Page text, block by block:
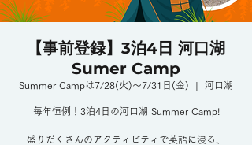
【事前登録】3泊4日 河口湖
Sumer Camp
Summer Campは7/28(火)〜7/31日(金)
  |
河口湖
毎年恒例！3泊4日の河口湖 Summer Camp!
盛りだくさんのアクティビティで英語に浸る、